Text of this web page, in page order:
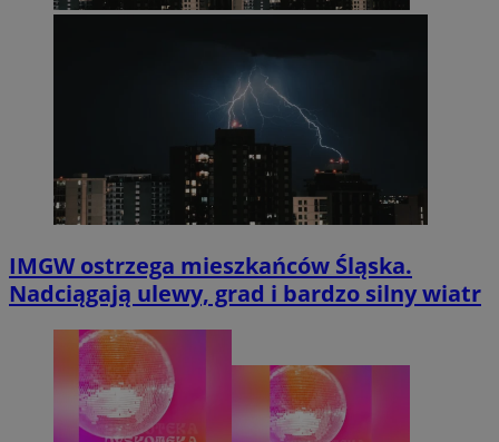
IMGW ostrzega mieszkańców Śląska.
Nadciągają ulewy, grad i bardzo silny wiatr